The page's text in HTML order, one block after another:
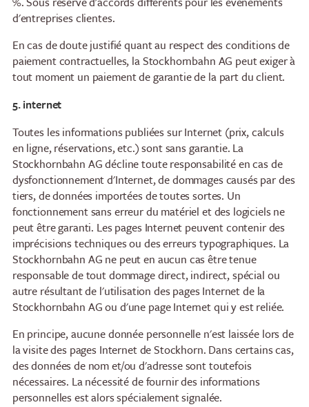
d'entreprises clientes.
En cas de doute justifié quant au respect des conditions de
paiement contractuelles, la Stockhornbahn AG peut exiger à
tout moment un paiement de garantie de la part du client.
5. internet
Toutes les informations publiées sur Internet (prix, calculs
en ligne, réservations, etc.) sont sans garantie. La
Stockhornbahn AG décline toute responsabilité en cas de
dysfonctionnement d'Internet, de dommages causés par des
tiers, de données importées de toutes sortes. Un
fonctionnement sans erreur du matériel et des logiciels ne
peut être garanti. Les pages Internet peuvent contenir des
imprécisions techniques ou des erreurs typographiques. La
Stockhornbahn AG ne peut en aucun cas être tenue
responsable de tout dommage direct, indirect, spécial ou
autre résultant de l'utilisation des pages Internet de la
Stockhornbahn AG ou d'une page Internet qui y est reliée.
En principe, aucune donnée personnelle n'est laissée lors de
la visite des pages Internet de Stockhorn. Dans certains cas,
des données de nom et/ou d'adresse sont toutefois
nécessaires. La nécessité de fournir des informations
personnelles est alors spécialement signalée.